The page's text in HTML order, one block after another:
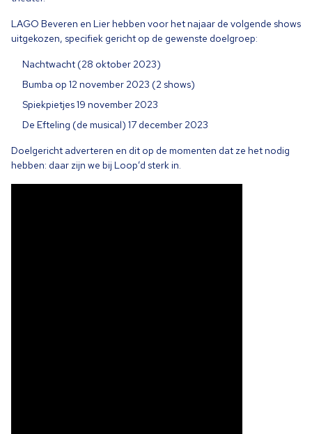
LAGO Beveren en Lier hebben voor het najaar de volgende shows
uitgekozen, specifiek gericht op de gewenste doelgroep:
Nachtwacht (28 oktober 2023)
Bumba op 12november 2023 (2 shows)
Spiekpietjes19 november 2023
De Efteling (de musical) 17 december 2023
Doelgericht adverteren en dit op de momenten dat ze het nodig
hebben: daar zijn we bij Loop’d sterk in.